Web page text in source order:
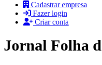
Cadastrar empresa
Fazer login
Criar conta
Jornal Folha